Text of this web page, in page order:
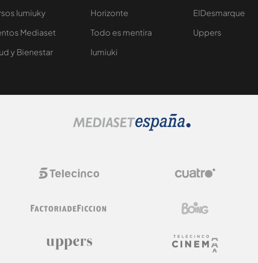
Iumiuky
Mediaset
y Bienestar
Horizonte
Todo es mentira
Iumiuki
ElDesmarque
Uppers